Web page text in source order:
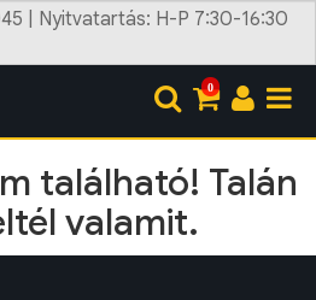
| Nyitvatartás: H-P 7:30-16:30
0
található! Talán
valamit.